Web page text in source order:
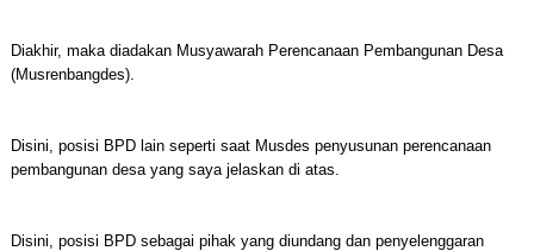
Diakhir, maka diadakan Musyawarah Perencanaan Pembangunan Desa
(Musrenbangdes).
Disini, posisi BPD lain seperti saat Musdes penyusunan perencanaan
pembangunan desa yang saya jelaskan di atas.
Disini, posisi BPD sebagai pihak yang diundang dan penyelenggaran